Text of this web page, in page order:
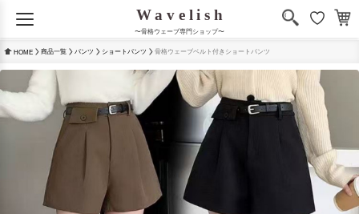
〜骨格ウェーブ専門ショップ〜
HOME 商品一覧 パンツ ショートパンツ 骨格ウェーブベルト付きショートパンツ